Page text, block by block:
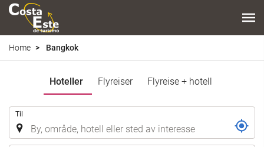
Home Bangkok
Hoteller Flyreiser Flyreise + hotell
Til